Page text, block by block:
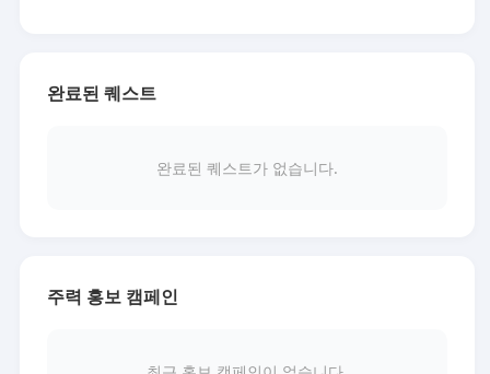
완료된 퀘스트
완료된 퀘스트가 없습니다.
주력 홍보 캠페인